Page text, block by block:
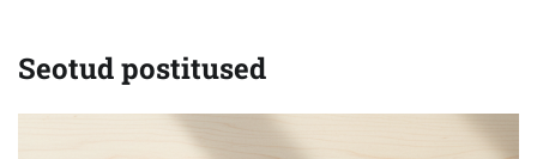
Seotud postitused